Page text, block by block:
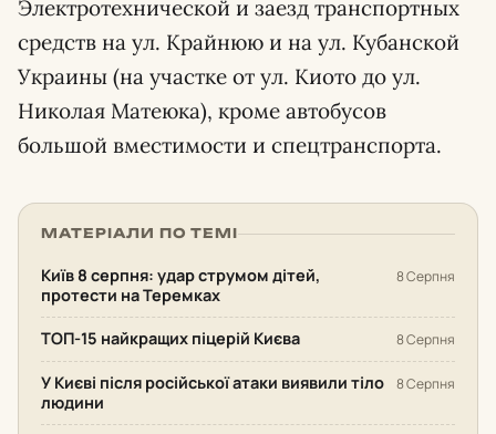
Электротехнической и заезд транспортных
средств на ул. Крайнюю и на ул. Кубанской
Украины (на участке от ул. Киото до ул.
Николая Матеюка), кроме автобусов
большой вместимости и спецтранспорта.
МАТЕРІАЛИ ПО ТЕМІ
Київ 8 серпня: удар струмом дітей,
протести на Теремках
8 Серпня
ТОП-15 найкращих піцерій Києва 8 Серпня
У Києві після російської атаки виявили тіло
людини
8 Серпня